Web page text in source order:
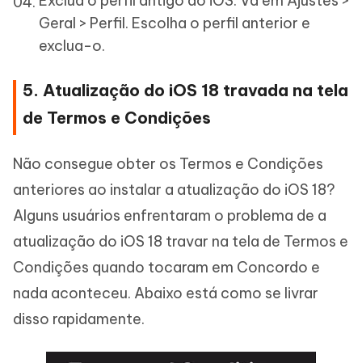
Geral > Perfil. Escolha o perfil anterior e
exclua-o.
5. Atualização do iOS 18 travada na tela
de Termos e Condições
Não consegue obter os Termos e Condições
anteriores ao instalar a atualização do iOS 18?
Alguns usuários enfrentaram o problema de a
atualização do iOS 18 travar na tela de Termos e
Condições quando tocaram em Concordo e
nada aconteceu. Abaixo está como se livrar
disso rapidamente.